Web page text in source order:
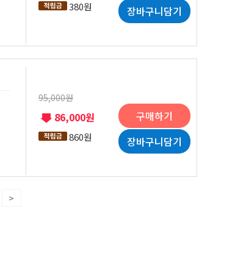
380원 장바구니담기
95,000원
86,000원
860원
구매하기
장바구니담기
>